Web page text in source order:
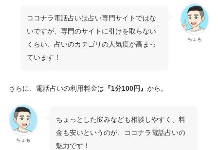
ちょも
ココナラ電話占いは占い専門サイトではな
いですが、専門のサイトに引けを取らない
くらい、占いのカテゴリの人気度が高まっ
ています！
さらに、電話占いの利用料金は 『1分100円』 から。
ちょも
ちょっとした悩みなども相談しやすく、料
金も安いというのが、ココナラ電話占いの
魅力です！